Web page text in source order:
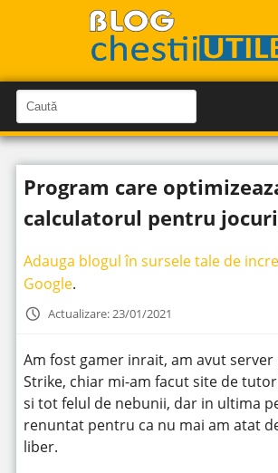
a
u
t
C
a
u
î
n
t
Program care
calculatorul pentru jocuri
Adauga blogul în sursele tale de
Google.
Actualizare: 23/01/2021
Am fost gamer inrait, am avut server
Strike, chiar mi-am facut site de
si tot felul de nebunii, dar in ultima
renuntat pentru ca nu mai am atat
liber.